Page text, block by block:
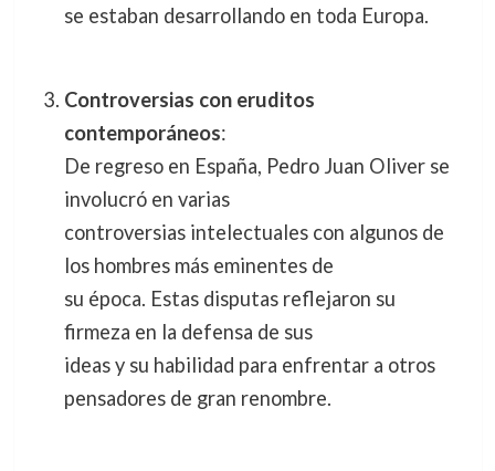
se estaban desarrollando en toda Europa.
Controversias con eruditos
contemporáneos:
De regreso en España, Pedro Juan Oliver se
involucró en varias
controversias intelectuales con algunos de
los hombres más eminentes de
su época. Estas disputas reflejaron su
firmeza en la defensa de sus
ideas y su habilidad para enfrentar a otros
pensadores de gran renombre.